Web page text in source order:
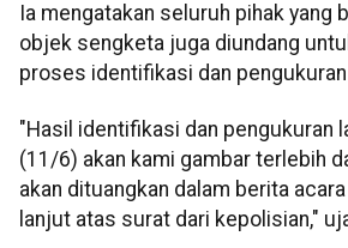
Ia mengatakan seluruh pihak yang
objek sengketa juga diundang
proses identifikasi dan pengukuran
"Hasil identifikasi dan pengukuran
(11/6) akan kami gambar terlebih
akan dituangkan dalam berita
lanjut atas surat dari kepolisian,"